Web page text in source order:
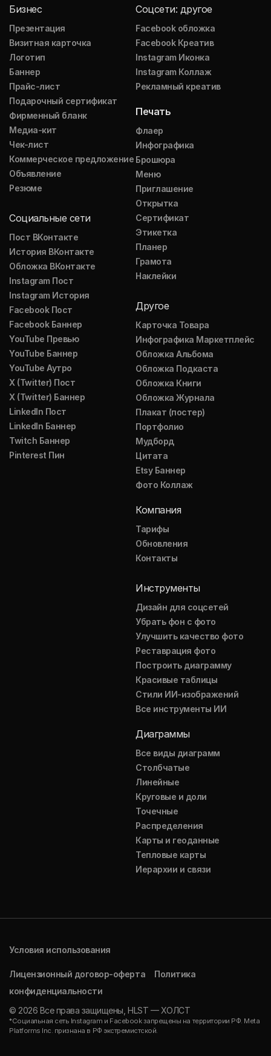
Бизнес
Презентация
Визитная карточка
Логотип
Баннер
Прайс-лист
Подарочный сертификат
Фирменный бланк
Медиа-кит
Чек-лист
Коммерческое предложение
Объявление
Резюме
Социальные сети
Пост ВКонтакте
История ВКонтакте
Обложка ВКонтакте
Instagram Пост
Instagram История
Facebook Пост
Facebook Баннер
YouTube Превью
YouTube Баннер
YouTube Аутро
X (Twitter) Пост
X (Twitter) Баннер
LinkedIn Пост
LinkedIn Баннер
Twitch Баннер
Pinterest Пин
Соцсети: другое
Facebook обложка
Facebook Креатив
Instagram Иконка
Instagram Коллаж
Рекламный креатив
Печать
Флаер
Инфографика
Брошюра
Меню
Приглашение
Открытка
Сертификат
Этикетка
Планер
Грамота
Наклейки
Другое
Карточка Товара
Инфографика Маркетплейс
Обложка Альбома
Обложка Подкаста
Обложка Книги
Обложка Журнала
Плакат (постер)
Портфолио
Мудборд
Цитата
Etsy Баннер
Фото Коллаж
Компания
Тарифы
Обновления
Контакты
Инструменты
Дизайн для соцсетей
Убрать фон с фото
Улучшить качество фото
Реставрация фото
Построить диаграмму
Красивые таблицы
Стили ИИ-изображений
Все инструменты ИИ
Диаграммы
Все виды диаграмм
Столбчатые
Линейные
Круговые и доли
Точечные
Распределения
Карты и геоданные
Тепловые карты
Иерархии и связи
Условия использования
Лицензионный договор-оферта
Политика
конфиденциальности
© 2026 Все права защищены, HLST — ХОЛСТ
*Социальная сеть Instagram и Facebook запрещены на территории РФ. Meta
Platforms Inc. признана в РФ экстремистской.